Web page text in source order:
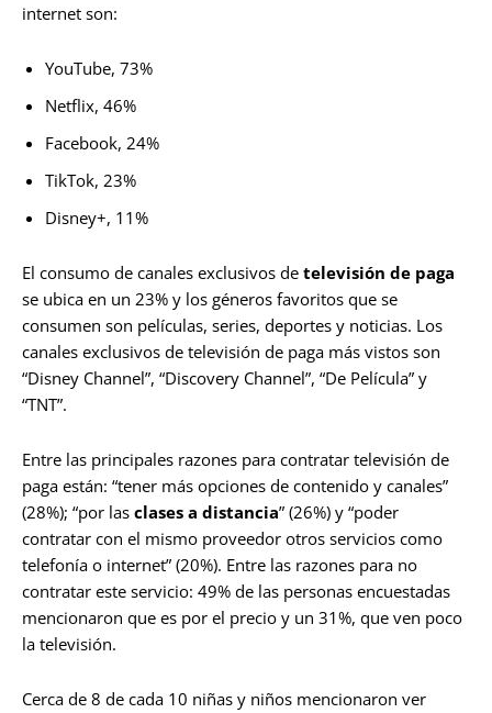
internet son:
YouTube, 73%
Netflix, 46%
Facebook, 24%
TikTok, 23%
Disney+, 11%
El consumo de canales exclusivos de televisión de paga
se ubica en un 23% y los géneros favoritos que se
consumen son películas, series, deportes y noticias. Los
canales exclusivos de televisión de paga más vistos son
“Disney Channel”, “Discovery Channel”, “De Película” y
“TNT”.
Entre las principales razones para contratar televisión de
paga están: “tener más opciones de contenido y canales”
(28%); “por las clases a distancia” (26%) y “poder
contratar con el mismo proveedor otros servicios como
telefonía o internet” (20%). Entre las razones para no
contratar este servicio: 49% de las personas encuestadas
mencionaron que es por el precio y un 31%, que ven poco
la televisión.
Cerca de 8 de cada 10 niñas y niños mencionaron ver